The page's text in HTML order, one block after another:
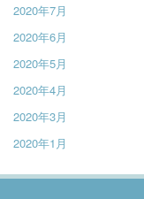
2020年7月
2020年6月
2020年5月
2020年4月
2020年3月
2020年1月